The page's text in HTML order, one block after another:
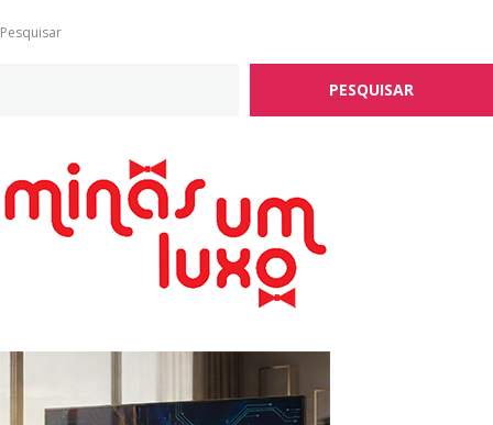
Pesquisar
PESQUISAR